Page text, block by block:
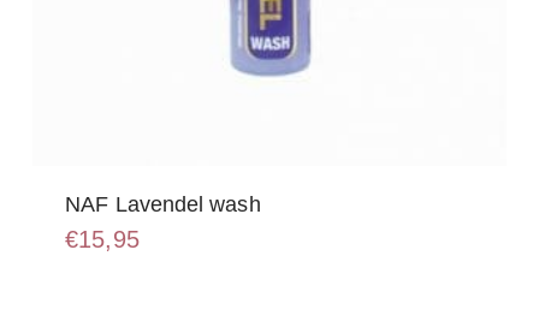
NAF Lavendel wash
€15,95